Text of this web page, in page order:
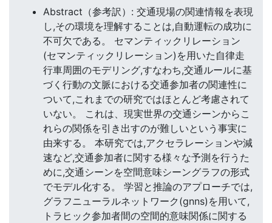
Abstract（参考訳）: 交通現場の関連情報を表現
し,その環境を理解することは,自動運転の成功に
不可欠である。 セマンティックリレーション
(セマンティックリレーション)を用いた自律走
行車周囲のモデリング,すなわち,交通ルールに基
づく行動の文脈における交通参加者の関連性に
ついて,これまでの研究ではほとんど考慮されて
いない。 これは、現実世界の交通シーンからこ
れらの関係を引き出すのが難しいという事実に
由来する。 本研究では,アクセラレーションや減
速など,交通参加者に関する様々な予測を行うた
めに,交通シーンを空間意味シーングラフの形式
でモデル化する。 学習と推論のアプローチでは,
グラフニューラルネットワーク(gnns)を用いて,
トラヒック参加者間の空間的意味関係に関する